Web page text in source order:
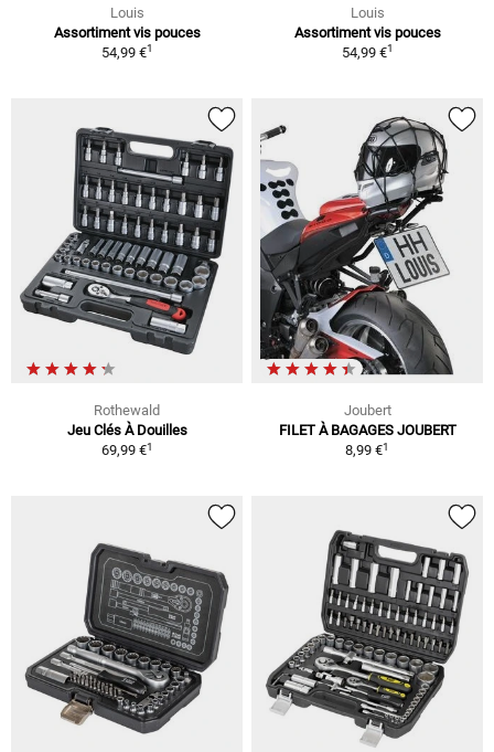
Louis
Assortiment vis pouces
54,99 €1
Louis
Assortiment vis pouces
54,99 €1
Rothewald
Jeu Clés À Douilles
69,99 €1
Joubert
FILET À BAGAGES JOUBERT
8,99 €1